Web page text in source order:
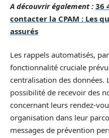
A découvrir également : 36
contacter la CPAM : Les
assurés
Les rappels automatisés,
fonctionnalité cruciale
centralisation des données.
possibilité de recevoir des
concernant leurs rendez-
organisation dans leur
messages de prévention